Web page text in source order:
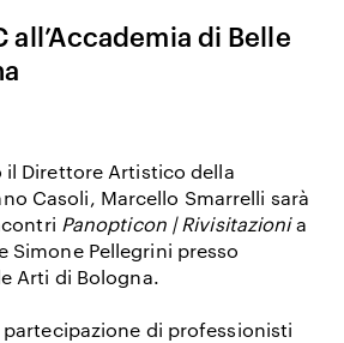
all’Accademia di Belle
il Direttore Artistico della
Casoli, Marcello Smarrelli sarà
Panopticon | Rivisitazionia
Simone Pellegrini presso
Arti di Bologna.
di professionisti